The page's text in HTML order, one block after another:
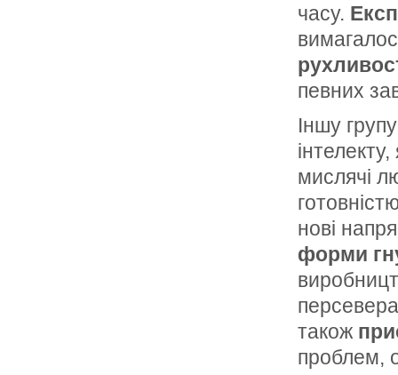
часу.
певних
Іншу
мислячі
нові
форми
також
проблем,